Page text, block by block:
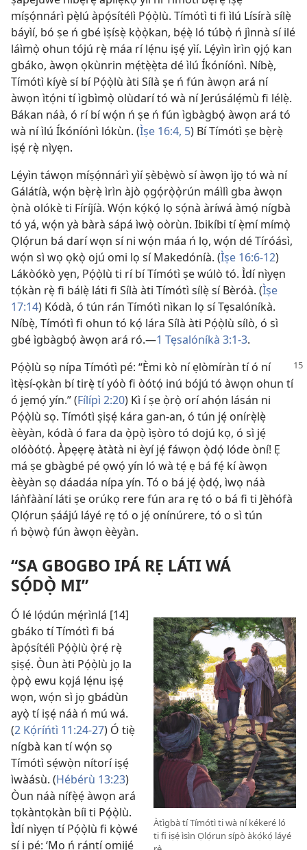
míṣọ́nnárì pẹ̀lú àpọ́sítélì Pọ́ọ̀lù. Tímótì ti fi ìlú Lísírà sílẹ̀
báyìí, bó ṣe ń gbé ìṣísẹ̀ kọ̀ọ̀kan, bẹ́ẹ̀ ló túbọ̀ ń jìnnà sí ilé
láìmọ̀ ohun tójú rẹ̀ máa rí lẹ́nu iṣẹ́ yìí. Lẹ́yìn ìrìn ọjọ́ kan
gbáko, àwọn ọkùnrin mẹ́tẹ̀ẹ̀ta dé ìlú Íkóníónì. Níbẹ̀,
Tímótì kíyè sí bí Pọ́ọ̀lù àti Sílà ṣe ń fún àwọn ará ní
àwọn ìtọ́ni tí ìgbìmọ̀ olùdarí tó wà ní Jerúsálẹ́mù fi lélẹ̀.
Bákan náà, ó rí bí wọ́n ń ṣe ń fún ìgbàgbọ́ àwọn ará tó
wà ní ìlú Íkóníónì lókùn. (Ìṣe 16:4, 5) Bí Tímótì ṣe bẹ̀rẹ̀
iṣẹ́ rẹ̀ nìyẹn.
Lẹ́yìn táwọn míṣọ́nnárì yìí ṣèbẹ̀wò sí àwọn ìjọ tó wà ní
Gálátíà, wọ́n bẹ̀rẹ̀ ìrìn àjò ọgọ́rọ̀ọ̀rún máìlì gba àwọn
ọ̀nà olókè ti Fíríjíà. Wọ́n kọ́kọ́ lọ sọ́nà àríwá àmọ́ nígbà
tó yá, wọ́n yà bàrà sápá ìwọ̀ oòrùn. Ibikíbi tí ẹ̀mí mímọ̀
Ọlọ́run bá darí wọn sí ni wọ́n máa ń lọ, wọ́n dé Tíróásì,
wọ́n sì wọ ọkọ̀ ojú omi lọ sí Makedóníà. (Ìṣe 16:6-12)
Lákòókò yẹn, Pọ́ọ̀lù ti rí bí Tímótì ṣe wúlò tó. Ìdí nìyẹn
tọ́kàn rẹ̀ fi bálẹ̀ láti fi Sílà àti Tímótì sílẹ̀ sí Bèróà. (Ìṣe
17:14) Kódà, ó tún rán Tímótì nìkan lọ sí Tẹsalóníkà.
Níbẹ̀, Tímótì fi ohun tó kọ́ lára Sílà àti Pọ́ọ̀lù sílò, ó sì
gbé ìgbàgbọ́ àwọn ará ró.—1 Tẹsalóníkà 3:1-3.
Pọ́ọ̀lù sọ nípa Tímótì pé: “Èmi kò ní ẹlòmíràn tí ó ní
ìtẹ̀sí-ọkàn bí tirẹ̀ tí yóò fi òótọ́ inú bójú tó àwọn ohun tí
ó jẹmọ́ yín.” (Fílípì 2:20) Kì í ṣe ọ̀rọ̀ orí ahọ́n lásán ni
Pọ́ọ̀lù sọ. Tímótì ṣiṣẹ́ kára gan-an, ó tún jẹ́ onírẹ̀lẹ̀
èèyàn, kódà ó fara da ọ̀pọ̀ ìṣòro tó dojú kọ, ó sì jẹ́
olóòótọ́. Àpẹẹrẹ àtàtà ni èyí jẹ́ fáwọn ọ̀dọ́ lóde òní! Ẹ
má ṣe gbàgbé pé ọwọ́ yín ló wà tẹ́ ẹ bá fẹ́ kí àwọn
èèyàn sọ dáadáa nípa yín. Tó o bá jẹ́ ọ̀dọ́, ìwọ náà
láǹfààní láti ṣe orúkọ rere fún ara rẹ tó o bá fi ti Jèhófà
Ọlọ́run ṣáájú láyé rẹ tó o jẹ́ onínúrere, tó o sì tún
ń bọ̀wọ̀ fún àwọn èèyàn.
“SA GBOGBO IPÁ RẸ LÁTI WÁ
SỌ́DỌ̀ MI”
Àtìgbà tí Tímótì ti wà ní kékeré ló
ti fi iṣẹ́ ìsìn Ọlọ́run sípò àkọ́kọ́ láyé
Ó lé lọ́dún mẹ́rìnlá [14]
gbáko tí Tímótì fi bá
àpọ́sítélì Pọ́ọ̀lù ọ̀rẹ́ rẹ̀
ṣiṣẹ́. Òun àti Pọ́ọ̀lù jọ la
ọ̀pọ̀ ewu kọjá lẹ́nu iṣẹ́
wọn, wọ́n sì jọ gbádùn
ayọ̀ tí iṣẹ́ náà ń mú wá.
(2 Kọ́ríńtì 11:24-27) Ó tiẹ̀
nígbà kan tí wọ́n sọ
Tímótì sẹ́wọ̀n nítorí iṣẹ́
ìwàásù. (Hébérù 13:23)
Òun náà nífẹ̀ẹ́ àwọn ará
tọkàntọkàn bíi ti Pọ́ọ̀lù.
Ìdí nìyẹn tí Pọ́ọ̀lù fi kọ̀wé
sí i pé: ‘Mo ń rántí omijé